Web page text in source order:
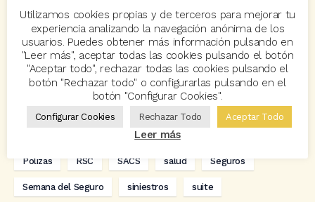
Codeoscopic Workspace Coverize Decesos
digitalización Eventos formación GRC-Broker
hogar Innovación Innova Ibérica
Mediadores motos
Premios Coreoscopic
Pólizas RSC SACS salud Seguros
Semana del Seguro siniestros suite
Utilizamos cookies propias y de terceros para mejorar tu
experiencia analizando la navegación anónima de los
usuarios. Puedes obtener más información pulsando en
"Leer más", aceptar todas las cookies pulsando el botón
"Aceptar todo", rechazar todas las cookies pulsando el
botón "Rechazar todo" o configurarlas pulsando en el
botón "Configurar Cookies".
Configurar Cookies Rechazar Todo Aceptar Todo
Leer más